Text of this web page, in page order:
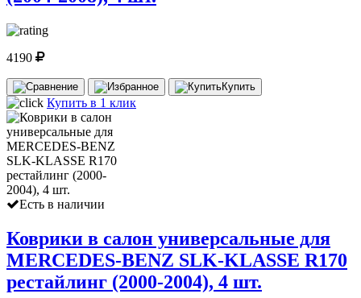
4190
Купить
Купить в 1 клик
Есть в наличии
Коврики в салон универсальные для
MERCEDES-BENZ SLK-KLASSE R170
рестайлинг (2000-2004), 4 шт.